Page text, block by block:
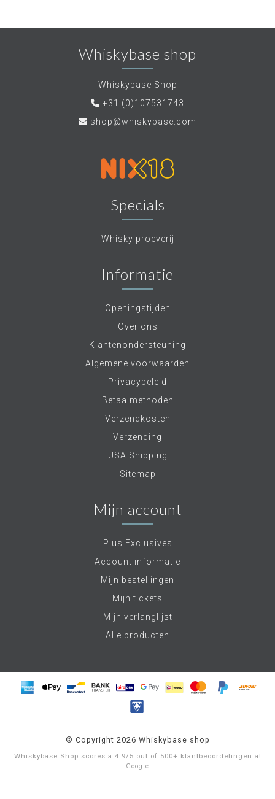
Whiskybase shop
Whiskybase Shop
+31 (0)107531743
shop@whiskybase.com
Specials
Whisky proeverij
Informatie
Openingstijden
Over ons
Klantenondersteuning
Algemene voorwaarden
Privacybeleid
Betaalmethoden
Verzendkosten
Verzending
USA Shipping
Sitemap
Mijn account
Plus Exclusives
Account informatie
Mijn bestellingen
Mijn tickets
Mijn verlanglijst
Alle producten
© Copyright 2026 Whiskybase shop
Whiskybase Shop scores a 4.9/ 5 out of 500+ klantbeoordelingen at
Google